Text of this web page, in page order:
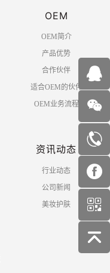
OEM
OEM简介
产品优势
合作伙伴
适合OEM的伙伴
OEM业务流程
资讯动态
行业动态
公司新闻
美妆护肤